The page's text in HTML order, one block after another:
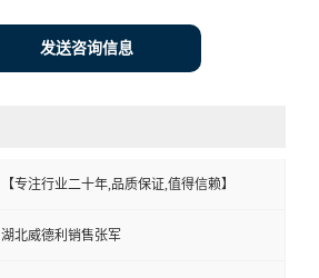
发送咨询信息
【专注行业二十年,品质保证,值得信赖】
湖北威德利销售张军